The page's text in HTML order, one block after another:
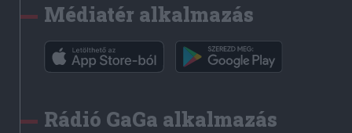
Médiatér alkalmazás
Rádió GaGa alkalmazás